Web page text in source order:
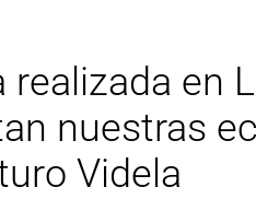
en
nuestras
Videla